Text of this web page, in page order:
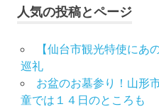
七
繊
い
出
つ
人気の投稿とページ
【仙台市観光特使にあ
巡礼
お盆のお墓参り！山形
童では１４日のところも